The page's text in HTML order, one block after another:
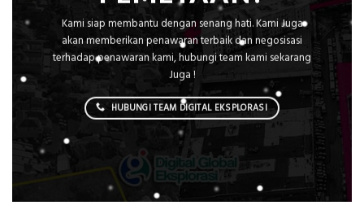
Kami siap membantu dengan senang hati. Kami Juga
akan memberikan penawaran terbaik dan negosisasi
terhadap penawaran kami, hubungi team kami sekarang
Juga !
HUBUNGI TEAM DIGITAL EKSPLORASI